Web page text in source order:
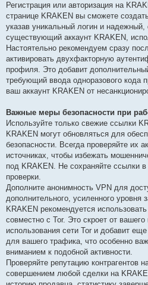
Регистрация или авторизация на
странице KRAKEN вы сможете
указав уникальный логин и
существующий аккаунт KRAKEN,
Настоятельно рекомендуем сразу
активировать двухфакторную
профиля. Это добавит
требующий ввода одноразового кода
ваш аккаунт KRAKEN от
Важные меры безопасности при
Используйте только свежие ссылки
KRAKEN могут обновляться для
безопасности. Всегда проверяйте их
источниках, чтобы избежать
под KRAKEN. Не сохраняйте ссылки в
проверки.
Дополните анонимность VPN для
дополнительного, усиленного уровня
KRAKEN рекомендуется
совместно с Tor. Это скроет от
использования сети Tor и добавит
для вашего трафика, что особенно
вниманием к подобной активности.
Проверяйте репутацию контрагентов
совершением любой сделки на